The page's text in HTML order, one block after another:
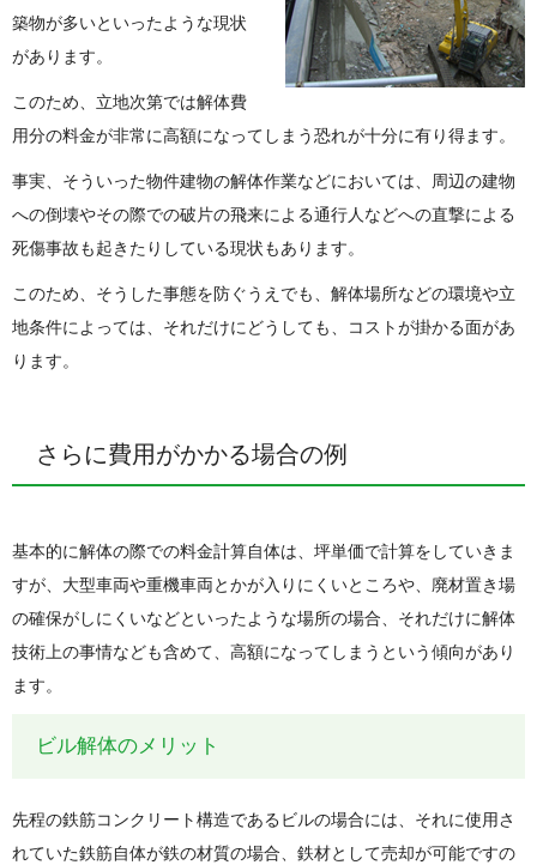
築物が多いといったような現状
があります。
このため、立地次第では解体費
用分の料金が非常に高額になってしまう恐れが十分に有り得ます。
事実、そういった物件建物の解体作業などにおいては、周辺の建物
への倒壊やその際での破片の飛来による通行人などへの直撃による
死傷事故も起きたりしている現状もあります。
このため、そうした事態を防ぐうえでも、解体場所などの環境や立
地条件によっては、それだけにどうしても、コストが掛かる面があ
ります。
さらに費用がかかる場合の例
基本的に解体の際での料金計算自体は、坪単価で計算をしていきま
すが、大型車両や重機車両とかが入りにくいところや、廃材置き場
の確保がしにくいなどといったような場所の場合、それだけに解体
技術上の事情なども含めて、高額になってしまうという傾向があり
ます。
ビル解体のメリット
先程の鉄筋コンクリート構造であるビルの場合には、それに使用さ
れていた鉄筋自体が鉄の材質の場合、鉄材として売却が可能ですの